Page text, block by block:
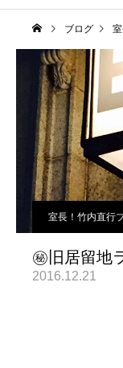
ブログ
室長！竹内直行
㊙️旧居留地
2016.12.21